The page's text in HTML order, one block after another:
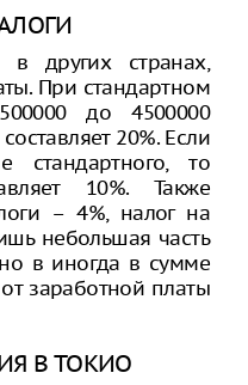
других странах,
При стандартном
до 4500000
20%. Если
стандартного, то
10%. Также
– 4%, налог на
небольшая часть
в иногда в сумме
заработной платы
В ТОКИО